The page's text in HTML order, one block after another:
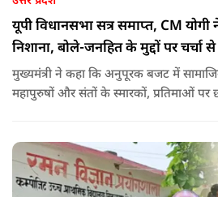
यूपी विधानसभा सत्र समाप्त, CM योगी
निशाना, बोले-जनहित के मुद्दों पर चर्चा से
मुख्यमंत्री ने कहा कि अनुपूरक बजट में
महापुरुषों और संतों के स्मारकों, प्रतिमाओं पर
चाहती थी, हालांकि सदन ने अंततः अनुपूरक